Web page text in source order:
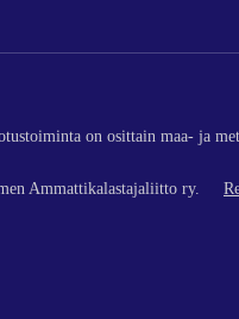
on osittain maa- ja
Ammattikalastajaliitto ry.